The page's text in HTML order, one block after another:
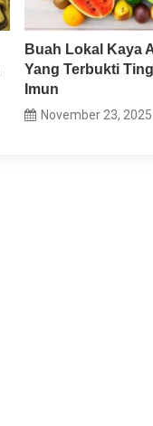
Buah Lokal Kaya
Yang Terbukti
Imun
November 23, 2025